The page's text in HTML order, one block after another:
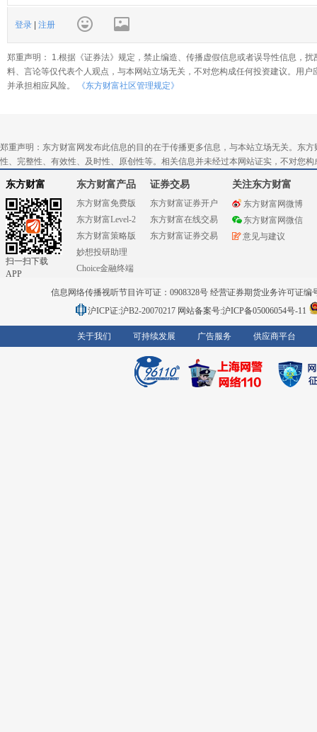
登录 注册
郑重声明： 1.根据《证券法》规定，禁止编造、传播虚假信息或者误导性信息，
料、言论等仅代表个人观点，与本网站立场无关，不对您构成任何投资建议。用
并承担相应风险。
《东方财富社区管理规定》
郑重声明：东方财富网发布此信息的目的在于传播更多信息，与本站立场无关。东
性、完整性、有效性、及时性、原创性等。相关信息并未经过本网站证实，不对您
东方财富
扫一扫下载
APP
东方财富产品
东方财富免费版
东方财富Level-2
东方财富策略版
妙想投研助理
Choice金融终端
证券交易
东方财富证券开户
东方财富在线交易
东方财富证券交易
关注东方财富
东方财富网微博
东方财富网微信
意见与建议
信息网络传播视听节目许可证：0908328号 经营证券期货业务许可证编
沪ICP证:沪B2-20070217 网站备案号:沪ICP备05006054号-11
关于我们 可持续发展 广告服务 供应商平台